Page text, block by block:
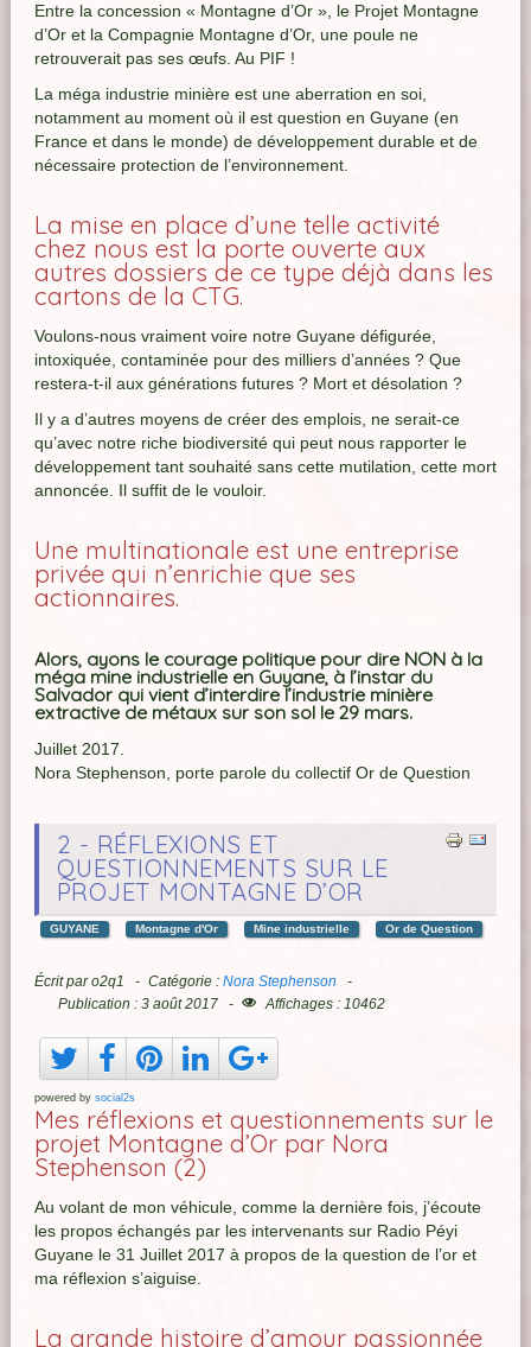
Entre la concession « Montagne d’Or », le Projet Montagne
d’Or et la Compagnie Montagne d’Or, une poule ne
retrouverait pas ses œufs. Au PIF !
La méga industrie minière est une aberration en soi,
notamment au moment où il est question en Guyane (en
France et dans le monde) de développement durable et de
nécessaire protection de l’environnement.
La mise en place d’une telle activité
chez nous est la porte ouverte aux
autres dossiers de ce type déjà dans les
cartons de la CTG.
Voulons-nous vraiment voire notre Guyane défigurée,
intoxiquée, contaminée pour des milliers d’années ? Que
restera-t-il aux générations futures ? Mort et désolation ?
Il y a d’autres moyens de créer des emplois, ne serait-ce
qu’avec notre riche biodiversité qui peut nous rapporter le
développement tant souhaité sans cette mutilation, cette mort
annoncée. Il suffit de le vouloir.
Une multinationale est une entreprise
privée qui n’enrichie que ses
actionnaires.
Alors, ayons le courage politique pour dire NON à la
méga mine industrielle en Guyane, à l’instar du
Salvador qui vient d’interdire l’industrie minière
extractive de métaux sur son sol le 29 mars.
Juillet 2017.
Nora Stephenson, porte parole du collectif Or de Question
2 - RÉFLEXIONS ET
QUESTIONNEMENTS SUR LE
PROJET MONTAGNE D’OR
GUYANE Montagne d'Or Mine industrielle Or de Question
Écrit paro2q1 Catégorie : Nora Stephenson
Publication : 3 août 2017
Affichages : 10462
powered by social2s
Mes réflexions et questionnements sur le
projet Montagne d’Or par Nora
Stephenson (2)
Au volant de mon véhicule, comme la dernière fois, j’écoute
les propos échangés par les intervenants sur Radio Péyi
Guyane le 31 Juillet 2017 à propos de la question de l’or et
ma réflexion s’aiguise.
La grande histoire d’amour passionnée